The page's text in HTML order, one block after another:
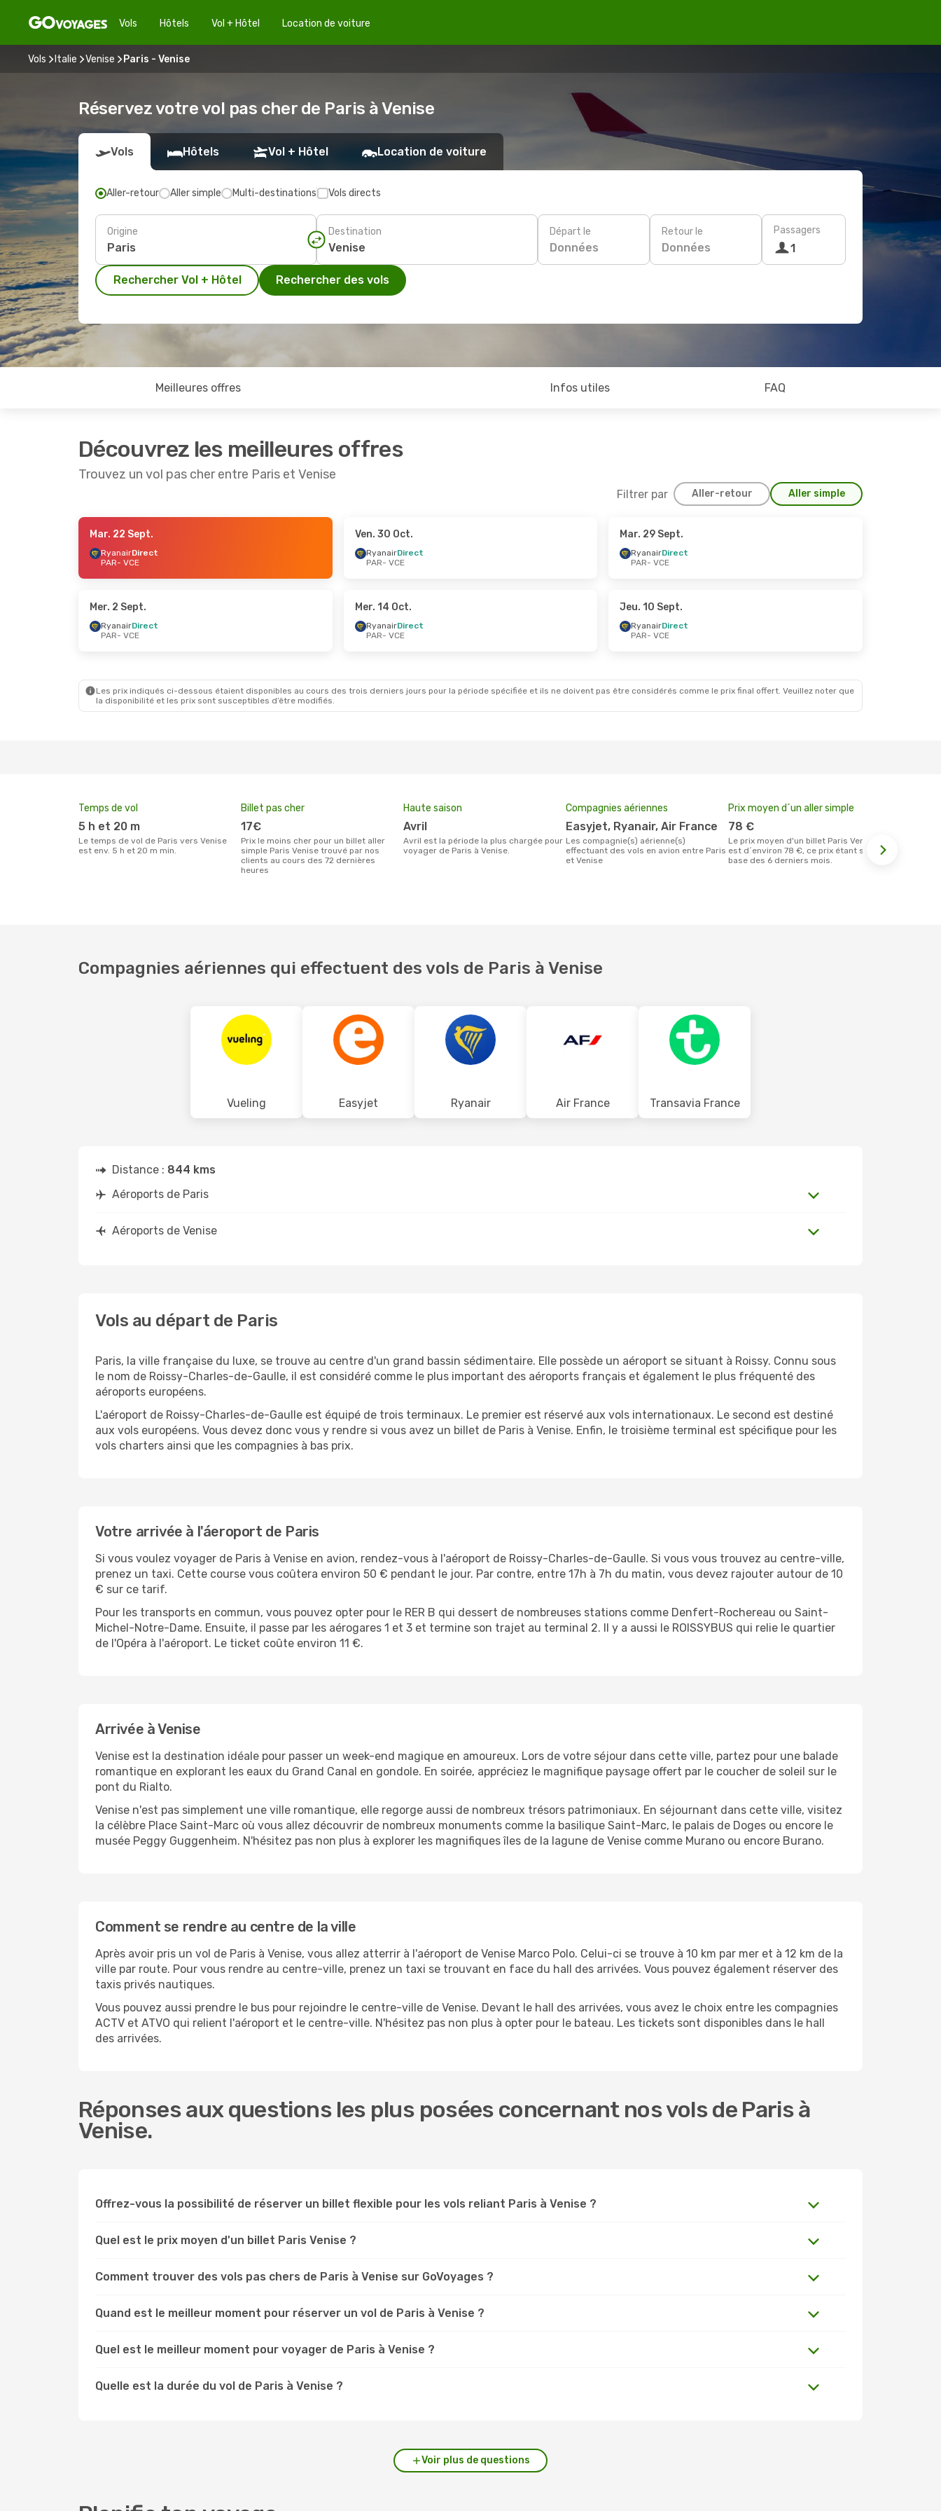
Vols Hôtels Vol + Hôtel Location de voiture
Vols Italie Venise Paris - Venise
Réservez votre vol pas cher de Paris à Venise
Vols Hôtels Vol + Hôtel Location de voiture
Aller-retour Aller simple Multi-destinations Vols directs
Origine Destination Départ le
Données
Retour le
Données
Passagers
1
Rechercher Vol + Hôtel Rechercher des vols
Meilleures offres Infos utiles FAQ
Découvrez les meilleures offres
Trouvez un vol pas cher entre Paris et Venise
Filtrer par Aller-retour Aller simple
- Mar. 22 Sept. - Mar. 15 Sept. - Mer. 30 Sept.
- Dim. 18 Oct. - Ven. 4 Sept.
VCE
- Mar. 3 Nov.
VCE
- PAR
Mar. 22 Sept.
RyanairDirect
PAR- VCE
Ven. 30 Oct.
RyanairDirect
PAR- VCE
Mar. 29 Sept.
RyanairDirect
PAR- VCE
Mer. 2 Sept.
RyanairDirect
PAR- VCE
Mer. 14 Oct.
RyanairDirect
PAR- VCE
Jeu. 10 Sept.
RyanairDirect
PAR- VCE
Les prix indiqués ci-dessous étaient disponibles au cours des trois derniers jours pour la période spécifiée et ils ne doivent pas être considérés comme le prix final offert. Veuillez noter que
la disponibilité et les prix sont susceptibles d’être modifiés.
Temps de vol
5 h et 20 m
Le temps de vol de Paris vers Venise
est env. 5 h et 20 m min.
Billet pas cher
17€
Prix le moins cher pour un billet aller
simple Paris Venise trouvé par nos
clients au cours des 72 dernières
heures
Haute saison
avril
avril est la période la plus chargée pour
voyager de Paris à Venise.
Compagnies aériennes
Easyjet, Ryanair, Air France
Les compagnie(s) aérienne(s)
effectuant des vols en avion entre Paris
et Venise
Prix moyen d´un aller simple
78 €
Le prix moyen d'un billet Paris Venise
est d´environ 78 €, ce prix étant sur la
base des 6 derniers mois.
Compagnies aériennes qui effectuent des vols de Paris à Venise
Vueling Easyjet Ryanair Air France Transavia France
Distance : 844 kms
Aéroports de Paris
Aéroports de Venise
Vols au départ de Paris
Paris, la ville française du luxe, se trouve au centre d'un grand bassin sédimentaire. Elle possède un aéroport se situant à Roissy. Connu sous
le nom de Roissy-Charles-de-Gaulle, il est considéré comme le plus important des aéroports français et également le plus fréquenté des
aéroports européens.
L'aéroport de Roissy-Charles-de-Gaulle est équipé de trois terminaux. Le premier est réservé aux vols internationaux. Le second est destiné
aux vols européens. Vous devez donc vous y rendre si vous avez un billet de Paris à Venise. Enfin, le troisième terminal est spécifique pour les
vols charters ainsi que les compagnies à bas prix.
Votre arrivée à l'áeroport de Paris
Si vous voulez voyager de Paris à Venise en avion, rendez-vous à l'aéroport de Roissy-Charles-de-Gaulle. Si vous vous trouvez au centre-ville,
prenez un taxi. Cette course vous coûtera environ 50 € pendant le jour. Par contre, entre 17h à 7h du matin, vous devez rajouter autour de 10
€ sur ce tarif.
Pour les transports en commun, vous pouvez opter pour le RER B qui dessert de nombreuses stations comme Denfert-Rochereau ou Saint-
Michel-Notre-Dame. Ensuite, il passe par les aérogares 1 et 3 et termine son trajet au terminal 2. Il y a aussi le ROISSYBUS qui relie le quartier
de l'Opéra à l'aéroport. Le ticket coûte environ 11 €.
Arrivée à Venise
Venise est la destination idéale pour passer un week-end magique en amoureux. Lors de votre séjour dans cette ville, partez pour une balade
romantique en explorant les eaux du Grand Canal en gondole. En soirée, appréciez le magnifique paysage offert par le coucher de soleil sur le
pont du Rialto.
Venise n'est pas simplement une ville romantique, elle regorge aussi de nombreux trésors patrimoniaux. En séjournant dans cette ville, visitez
la célèbre Place Saint-Marc où vous allez découvrir de nombreux monuments comme la basilique Saint-Marc, le palais de Doges ou encore le
musée Peggy Guggenheim. N'hésitez pas non plus à explorer les magnifiques îles de la lagune de Venise comme Murano ou encore Burano.
Comment se rendre au centre de la ville
Après avoir pris un vol de Paris à Venise, vous allez atterrir à l'aéroport de Venise Marco Polo. Celui-ci se trouve à 10 km par mer et à 12 km de la
ville par route. Pour vous rendre au centre-ville, prenez un taxi se trouvant en face du hall des arrivées. Vous pouvez également réserver des
taxis privés nautiques.
Vous pouvez aussi prendre le bus pour rejoindre le centre-ville de Venise. Devant le hall des arrivées, vous avez le choix entre les compagnies
ACTV et ATVO qui relient l'aéroport et le centre-ville. N'hésitez pas non plus à opter pour le bateau. Les tickets sont disponibles dans le hall
des arrivées.
Réponses aux questions les plus posées concernant nos vols de Paris à
Venise.
Offrez-vous la possibilité de réserver un billet flexible pour les vols reliant Paris à Venise ?
Quel est le prix moyen d'un billet Paris Venise ?
Comment trouver des vols pas chers de Paris à Venise sur GoVoyages ?
Quand est le meilleur moment pour réserver un vol de Paris à Venise ?
Quel est le meilleur moment pour voyager de Paris à Venise ?
Quelle est la durée du vol de Paris à Venise ?
Voir plus de questions